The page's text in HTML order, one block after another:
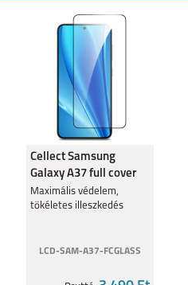
Cellect Samsung
Galaxy A37 full cover
üvegfólia
Maximális védelem,
tökéletes illeszkedés
LCD-SAM-A37-FCGLASS